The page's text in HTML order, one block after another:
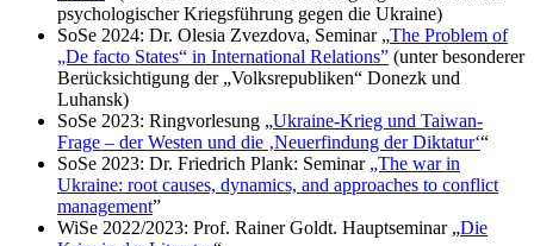
psychologischer Kriegsführung gegen die Ukraine)
SoSe 2024: Dr. Olesia Zvezdova, Seminar „The Problem of
„De facto States“ in International Relations” (unter besonderer
Berücksichtigung der „Volksrepubliken“ Donezk und
Luhansk)
SoSe 2023: Ringvorlesung „Ukraine-Krieg und Taiwan-
Frage – der Westen und die ‚Neuerfindung der Diktatur‘“
SoSe 2023: Dr. Friedrich Plank: Seminar „The war in
Ukraine: root causes, dynamics, and approaches to conflict
management”
WiSe 2022/2023: Prof. Rainer Goldt. Hauptseminar „Die